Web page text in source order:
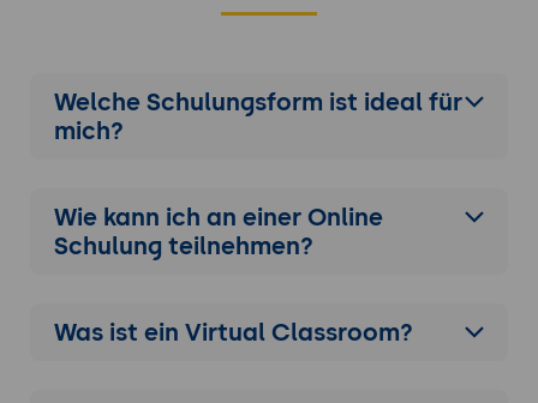
Welche Schulungsform ist ideal für
mich?
Wie kann ich an einer Online
Schulung teilnehmen?
Was ist ein Virtual Classroom?